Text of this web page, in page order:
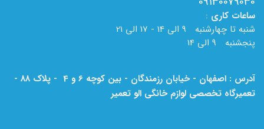
ساعات کاری :
شنبه تا چهارشنبه 9 الی 14 - 17 الی 21
پنجشنبه 9 الی 14
آدرس : اصفهان - خیابان رزمندگان - بین کوچه 6 و 4 - پلاک 88 -
تعمیرگاه تخصصی لوازم خانگی الو تعمیر